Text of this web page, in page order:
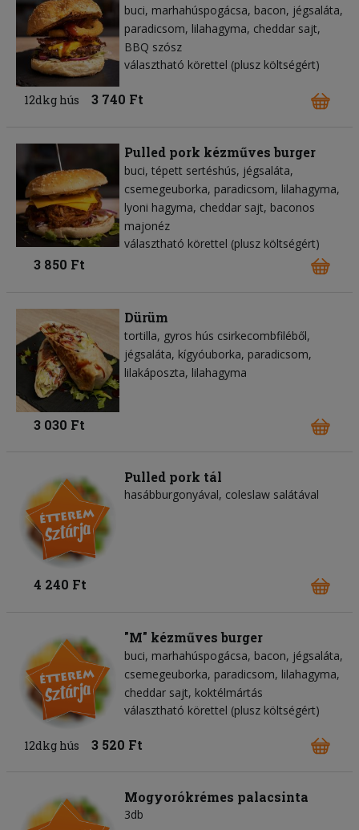
buci marhahúspogácsa bacon jégsaláta
paradicsom lilahagyma cheddar sajt
BBQ szósz
választható körettel (plusz költségért)
12dkg hús 3 740 Ft
Pulled pork kézműves burger
buci tépett sertéshús jégsaláta
csemegeuborka paradicsom lilahagyma
lyoni hagyma cheddar sajt baconos
majonéz
választható körettel (plusz költségért)
3 850 Ft
Dürüm
tortilla gyros hús csirkecombfiléből
jégsaláta kígyóuborka paradicsom
lilakáposzta lilahagyma
3 030 Ft
Pulled pork tál
hasábburgonyával, coleslaw salátával
4 240 Ft
"M" kézműves burger
buci marhahúspogácsa bacon jégsaláta
csemegeuborka paradicsom lilahagyma
cheddar sajt koktélmártás
választható körettel (plusz költségért)
12dkg hús 3 520 Ft
Mogyorókrémes palacsinta
3db